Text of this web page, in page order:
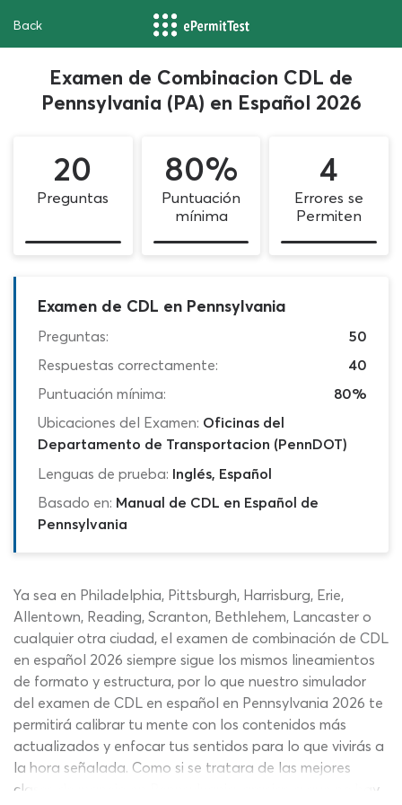
Back
Examen de Combinacion CDL de
Pennsylvania (PA) en Español 2026
20
Preguntas
80%
Puntuación
mínima
4
Errores se
Permiten
Examen de CDL en Pennsylvania
Preguntas:
50
Respuestas correctamente:
40
Puntuación mínima:
80%
Ubicaciones del Examen: Oficinas del
Departamento de Transportacion (PennDOT)
Lenguas de prueba: Inglés, Español
Basado en: Manual de CDL en Español de
Pennsylvania
Ya sea en Philadelphia, Pittsburgh, Harrisburg, Erie,
Allentown, Reading, Scranton, Bethlehem, Lancaster o
cualquier otra ciudad, el examen de combinación de CDL
en español 2026 siempre sigue los mismos lineamientos
de formato y estructura, por lo que nuestro simulador
del examen de CDL en español en Pennsylvania 2026 te
permitirá calibrar tu mente con los contenidos más
actualizados y enfocar tus sentidos para lo que vivirás a
la hora señalada. Como si se tratara de las mejores
clases de manejo en Pennsylvania, gracias a que no hay